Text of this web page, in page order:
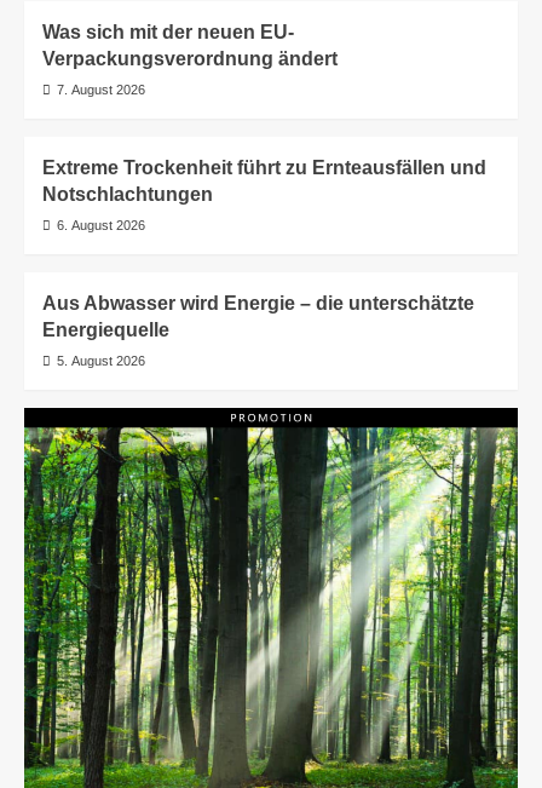
Was sich mit der neuen EU-
Verpackungsverordnung ändert
7. August 2026
Extreme Trockenheit führt zu Ernteausfällen und
Notschlachtungen
6. August 2026
Aus Abwasser wird Energie – die unterschätzte
Energiequelle
5. August 2026